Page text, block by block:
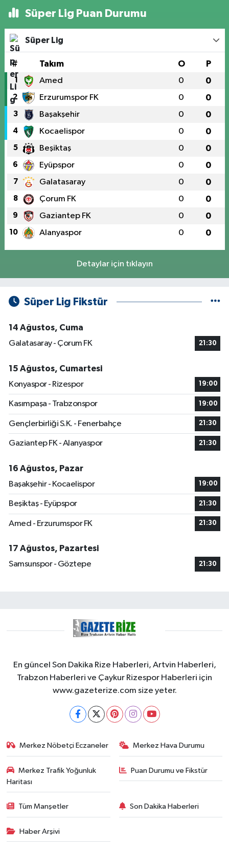
Süper Lig Puan Durumu
Süper Lig
# Takım O P
1 Amed 0 0
2 Erzurumspor FK 0 0
3 Başakşehir 0 0
4 Kocaelispor 0 0
5 Beşiktaş 0 0
6 Eyüpspor 0 0
7 Galatasaray 0 0
8 Çorum FK 0 0
9 Gaziantep FK 0 0
10 Alanyaspor 0 0
Detaylar için tıklayın
Süper Lig Fikstür
14 Ağustos, Cuma
Galatasaray - Çorum FK
21:30
15 Ağustos, Cumartesi
Konyaspor - Rizespor
19:00
Kasımpaşa - Trabzonspor 19:00
Gençlerbirliği S.K. - Fenerbahçe 21:30
Gaziantep FK - Alanyaspor 21:30
16 Ağustos, Pazar
Başakşehir - Kocaelispor
19:00
Beşiktaş - Eyüpspor 21:30
Amed - Erzurumspor FK 21:30
17 Ağustos, Pazartesi
Samsunspor - Göztepe
21:30
En güncel Son Dakika Rize Haberleri, Artvin Haberleri,
Trabzon Haberleri ve Çaykur Rizespor Haberleri için
www.gazeterize.com size yeter.
Merkez Nöbetçi Eczaneler Merkez Hava Durumu
Merkez Trafik Yoğunluk
Haritası
Puan Durumu ve Fikstür
Tüm Manşetler Son Dakika Haberleri
Haber Arşivi